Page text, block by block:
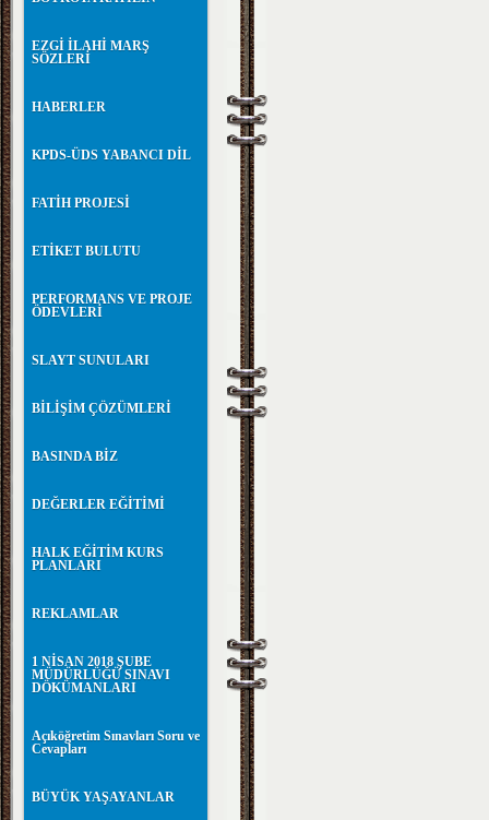
EZGİ İLAHİ MARŞ
SÖZLERİ
HABERLER
KPDS-ÜDS YABANCI DİL
FATİH PROJESİ
ETİKET BULUTU
PERFORMANS VE PROJE
ÖDEVLERİ
SLAYT SUNULARI
BİLİŞİM ÇÖZÜMLERİ
BASINDA BİZ
DEĞERLER EĞİTİMİ
HALK EĞİTİM KURS
PLANLARI
REKLAMLAR
1 NİSAN 2018 ŞUBE
MÜDÜRLÜĞÜ SINAVI
DÖKÜMANLARI
Açıköğretim Sınavları Soru ve
Cevapları
BÜYÜK YAŞAYANLAR